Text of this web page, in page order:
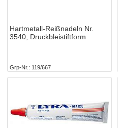
Hartmetall-Reißnadeln Nr.
3540, Druckbleistiftform
Grp-Nr. 119/667